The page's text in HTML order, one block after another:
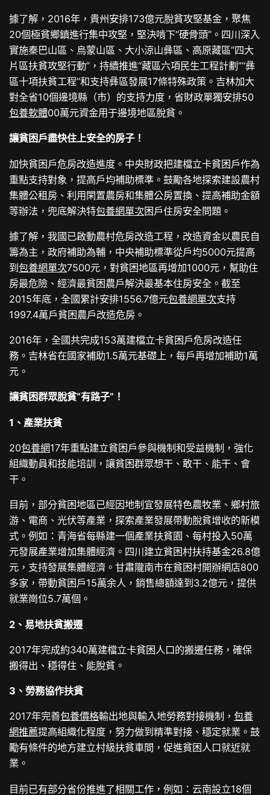
據了解，2016年，貴州安排173億元脫貧攻堅基金，聚焦
20個極貧鄉鎮進行集中攻堅，堅決啃下“硬骨頭”。四川深入
實施秦巴山區、烏蒙山區、大小涼山彝區、高原藏區“四大
片區扶貧攻堅行動”，持續推進“藏區六項民生工程計劃”“彝
區十項扶貧工程”和支持彝區發展17條特殊政策。吉林加大
對全省10個邊境縣（市）的支持力度，省財政單獨安排50
包養軟體00萬元資金用于邊境地區脫貧。
讓貧困戶盡快住上安全的房子！
加快貧困戶危房改造進度。中央財政把建檔立卡貧困戶作為
重點支持對象，提高戶均補助標準。鼓勵各地探索建設農村
集體公租房、利用閑置農房和集體公房置換、提高補助金額
等辦法，兜底解決特包養網單次困戶住房安全問題。
據了解，我國已啟動農村危房改造工程，改造資金以農民自
籌為主，政府補助為輔，中央補助標準從戶均5000元提高
到包養網單次7500元，對貧困地區再增加1000元，幫助住
房最危險、經濟最貧困農戶解決最基本住房安全。截至
2015年底，全國累計安排1556.7億元包養網單次支持
1997.4萬戶貧困農戶改造危房。
2016年，全國共完成153萬建檔立卡貧困戶危房改造任
務。吉林省在國家補助1.5萬元基礎上，每戶再增加補助1萬
元。
讓貧困群眾脫貧“有路子”！
1、產業扶貧
20包養網17年重點建立貧困戶參與機制和受益機制，強化
組織動員和技能培訓，讓貧困群眾想干、敢干、能干、會
干。
目前，部分貧困地區已經因地制宜發展特色農牧業、鄉村旅
游、電商、光伏等產業，探索產業發展帶動脫貧增收的新模
式。例如：青海省每縣建一個產業扶貧園、每村投入50萬
元發展產業增加集體經濟。四川建立貧困村扶持基金26.8億
元，支持發展集體經濟。甘肅隴南市在貧困村開辦網店800
多家，帶動貧困戶15萬余人，銷售總額達到3.2億元，提供
就業崗位5.7萬個。
2、易地扶貧搬遷
2017年完成約340萬建檔立卡貧困人口的搬遷任務，確保
搬得出、穩得住、能脫貧。
3、勞務協作扶貧
2017年完善包養價格輸出地與輸入地勞務對接機制，包養
網推薦提高組織化程度，努力做到精準對接、穩定就業。鼓
勵有條件的地方建立村級扶貧車間，促進貧困人口就近就
業。
目前已有部分省份推進了相關工作，例如：云南設立18個